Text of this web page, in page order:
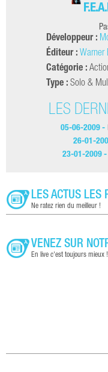
Développeur :
Éditeur : Warner
Catégorie :
Type : Solo &
LES
05-06-2009 -
26-01-
23-01-2009 -
LES ACTUS LES
Ne ratez rien du meilleur !
VENEZ SUR
En live c'est toujours mieux !